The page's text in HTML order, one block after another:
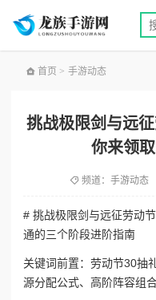
首页 > 手游动态
挑战极限剑与远
你来领
频道： 手游动态
# 挑战极限剑与远征劳动
通的三个阶段进阶指南
关键词前置：劳动节30抽
源分配公式、高阶阵容组